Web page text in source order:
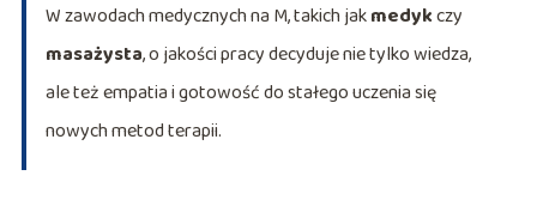
W zawodach medycznych na M, takich jakmedykczy
masażysta, o jakości pracy decyduje nie tylko wiedza,
ale też empatia i gotowość do stałego uczenia się
nowych metod terapii.